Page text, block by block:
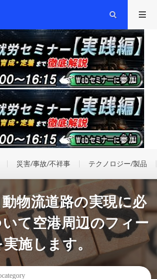
災害/事故/不祥事 テクノロジー/製品
物流道路の実現に必
て空港周辺のフィー
施します。